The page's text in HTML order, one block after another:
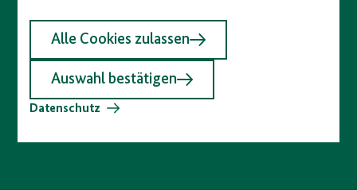
Alle Cookies zulassen
Auswahl bestätigen
Datenschutz